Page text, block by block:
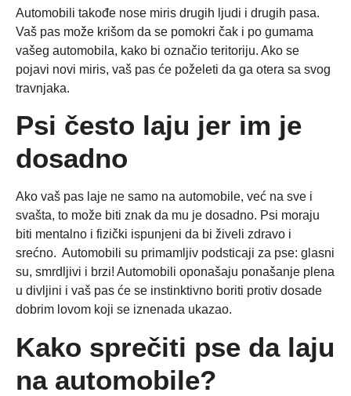
Automobili takođe nose miris drugih ljudi i drugih pasa.
Vaš pas može krišom da se pomokri čak i po gumama
vašeg automobila, kako bi označio teritoriju. Ako se
pojavi novi miris, vaš pas će poželeti da ga otera sa svog
travnjaka.
Psi često laju jer im je
dosadno
Ako vaš pas laje ne samo na automobile, već na sve i
svašta, to može biti znak da mu je dosadno. Psi moraju
biti mentalno i fizički ispunjeni da bi živeli zdravo i
srećno. Automobili su primamljiv podsticaji za pse: glasni
su, smrdljivi i brzi! Automobili oponašaju ponašanje plena
u divljini i vaš pas će se instinktivno boriti protiv dosade
dobrim lovom koji se iznenada ukazao.
Kako sprečiti pse da laju
na automobile?